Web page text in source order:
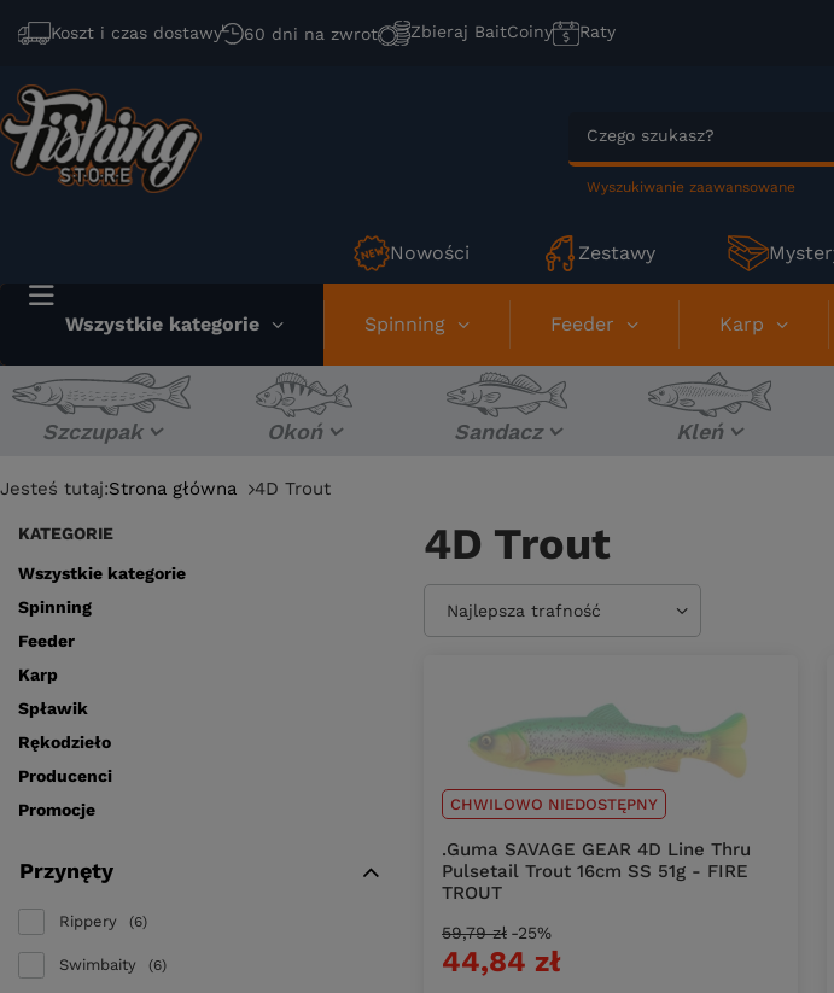
Koszt i czas dostawy 60 dni na zwrot Zbieraj BaitCoiny Raty
Wyszukiwanie zaawansowane
Nowości Zestawy
Wszystkie kategorie Spinning Feeder Karp
Szczupak Okoń Sandacz Kleń
Jesteś tutaj:Strona główna 4D Trout
KATEGORIE
Wszystkie kategorie
Spinning
Feeder
Karp
Spławik
Rękodzieło
Producenci
Promocje
Przynęty
Rippery 6
Swimbaity 6
4D Trout
Zmień sortowanie
Najlepsza trafność
CHWILOWO NIEDOSTĘPNY
.Guma SAVAGE GEAR 4D Line Thru
Pulsetail Trout 16cm SS 51g - FIRE
TROUT
44,84 zł
59,79 zł -25%